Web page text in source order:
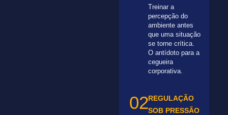
Treinar a
percepção do
ambiente antes
que uma situação
se torne crítica.
O antídoto para a
cegueira
corporativa.
02REGULAÇÃO
SOB PRESSÃO